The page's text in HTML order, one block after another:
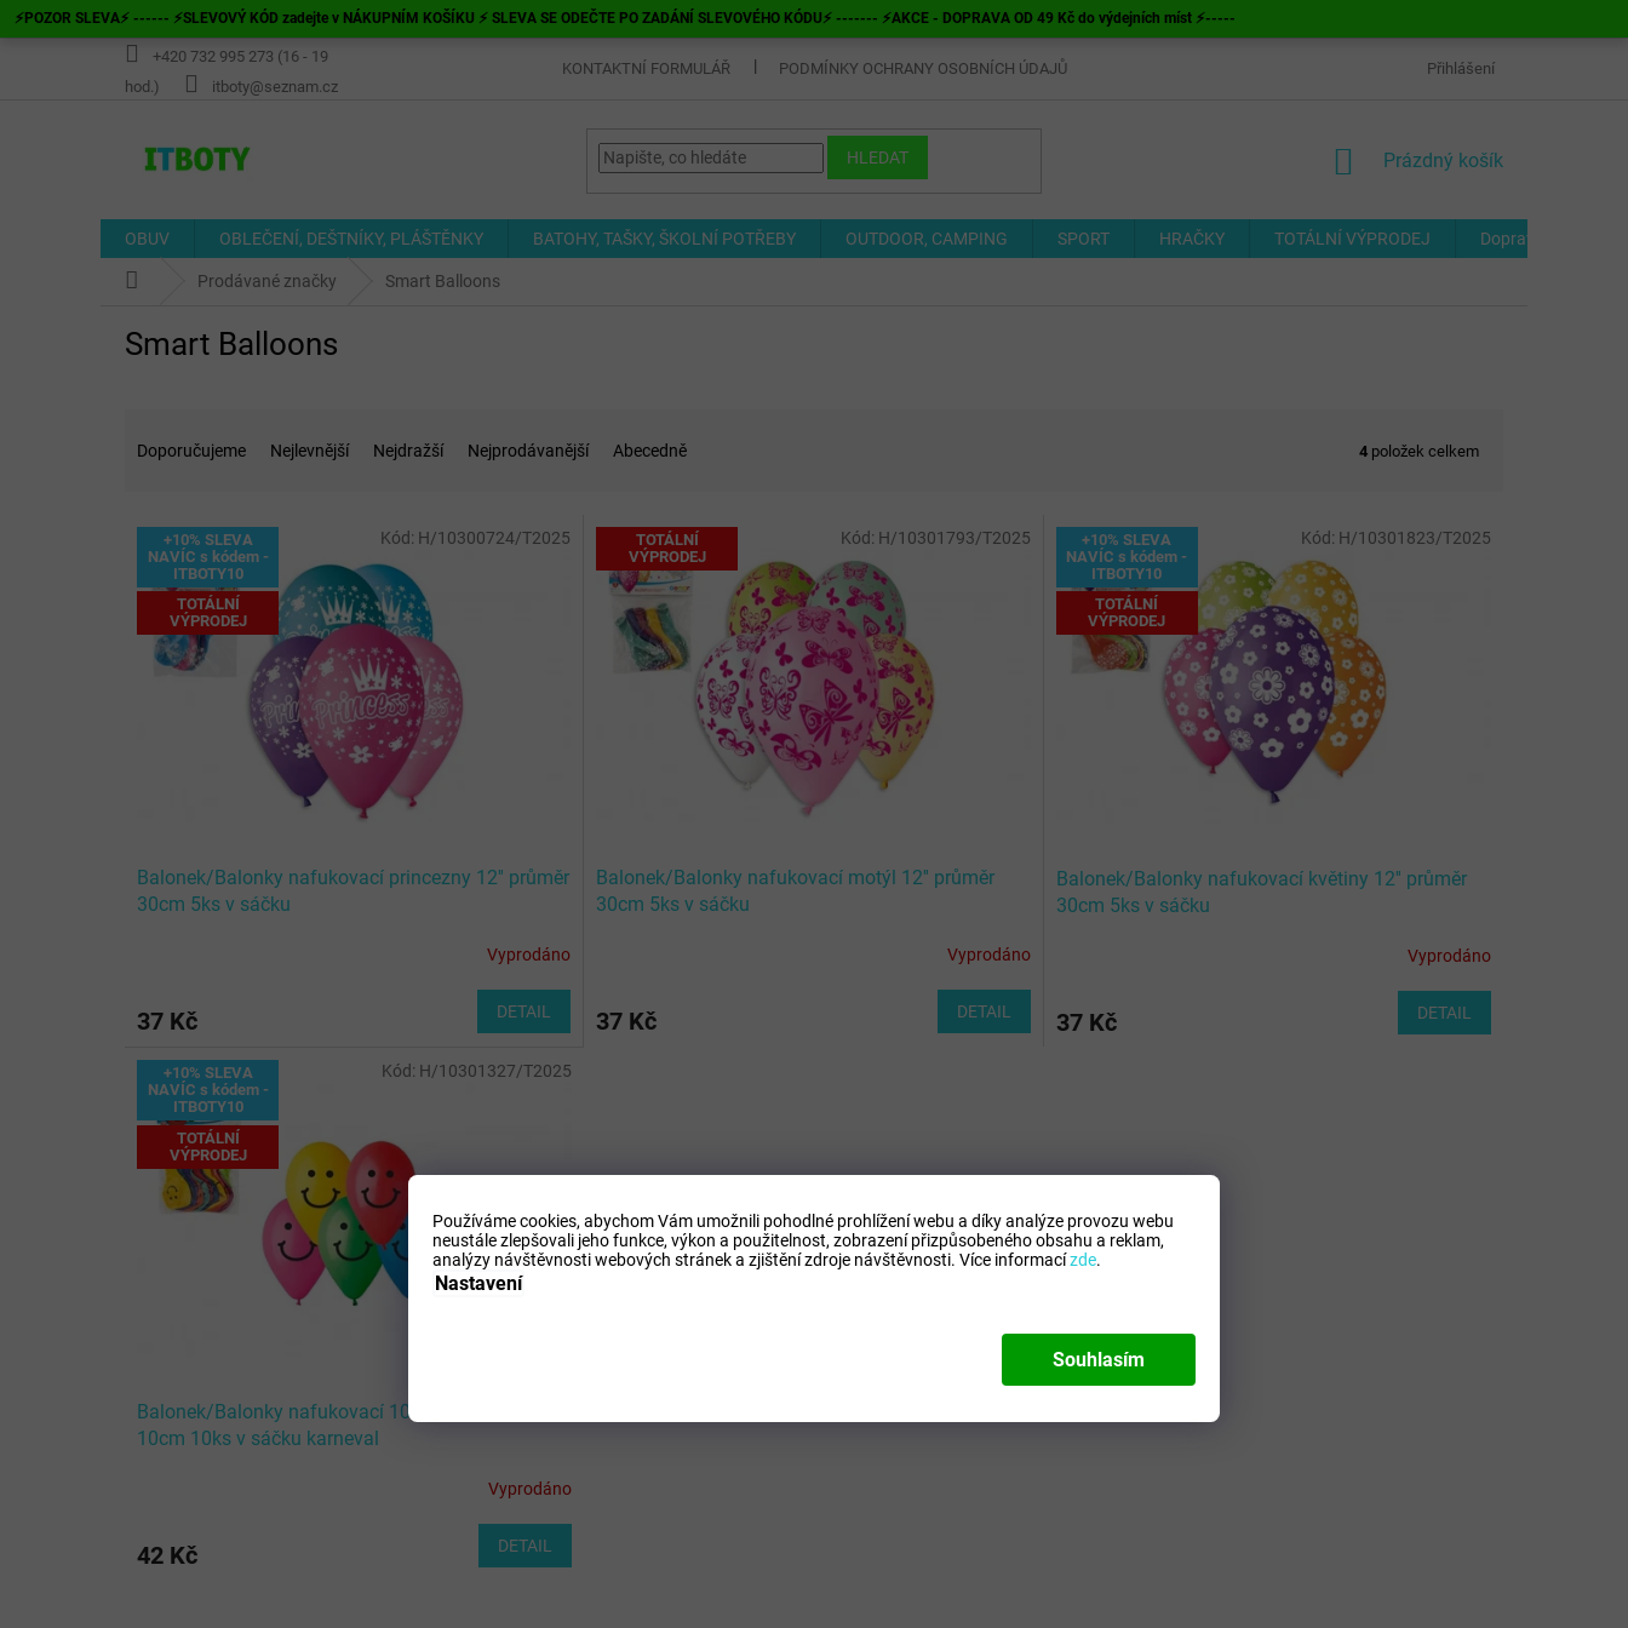
Používáme cookies, abychom Vám umožnili pohodlné prohlížení webu a díky analýze provozu webu
neustále zlepšovali jeho funkce, výkon a použitelnost, zobrazení přizpůsobeného obsahu a reklam,
analýzy návštěvnosti webových stránek a zjištění zdroje návštěvnosti. Více informacízde.
Nastavení
Souhlasím
Přejít⚡POZOR SLEVA⚡ ------ ⚡SLEVOVÝ KÓD zadejte v NÁKUPNÍM KOŠÍKU ⚡ SLEVA SE ODEČTE PO ZADÁNÍ SLEVOVÉHO KÓDU⚡ ------- ⚡AKCE - DOPRAVA OD 49 Kč do výdejních míst ⚡-----
+420 732 995 273 (16 - 19
hod.)
itboty@seznam.cz
KONTAKTNÍ FORMULÁŘ PODMÍNKY OCHRANY OSOBNÍCH ÚDAJŮ ODSTOUPENÍ OD SMLOUVY
Přihlášení
HLEDAT
NÁKUPNÍ
Prázdný košík
OBUV OBLEČENÍ, DEŠTNÍKY, PLÁŠTĚNKY BATOHY, TAŠKY, ŠKOLNÍ POTŘEBY OUTDOOR, CAMPING SPORT HRAČKY TOTÁLNÍ VÝPRODEJ Doprava a platba
Prodávané značky Smart Balloons
Smart Balloons
Doporučujeme Nejlevnější Nejdražší Nejprodávanější Abecedně 4 položek celkem
V
+10% SLEVA
NAVÍC s kódem -
ITBOTY10
TOTÁLNÍ
VÝPRODEJ
Balonek/Balonky nafukovací princezny 12'' průměr
30cm 5ks v sáčku
Vyprodáno
37 Kč DETAIL
Kód: H/10300724/T2025
TOTÁLNÍ
VÝPRODEJ
Balonek/Balonky nafukovací motýl 12'' průměr
30cm 5ks v sáčku
Vyprodáno
37 Kč DETAIL
Kód: H/10301793/T2025
+10% SLEVA
NAVÍC s kódem -
ITBOTY10
TOTÁLNÍ
VÝPRODEJ
Balonek/Balonky nafukovací květiny 12'' průměr
30cm 5ks v sáčku
Vyprodáno
37 Kč DETAIL
Kód: H/10301823/T2025
+10% SLEVA
NAVÍC s kódem -
ITBOTY10
TOTÁLNÍ
VÝPRODEJ
Balonek/Balonky nafukovací 10" potisk Smile
10cm 10ks v sáčku karneval
Vyprodáno
42 Kč DETAIL
Kód: H/10301327/T2025